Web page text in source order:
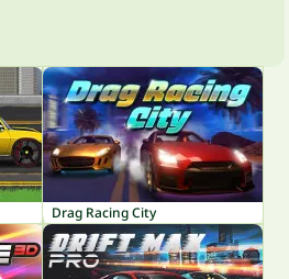
Drag Racing City